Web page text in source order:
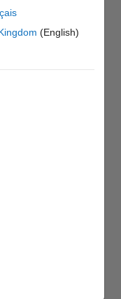
(English)